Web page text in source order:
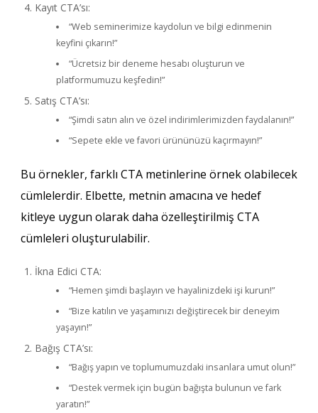
Kayıt CTA’sı:
“Web seminerimize kaydolun ve bilgi edinmenin
keyfini çıkarın!”
“Ücretsiz bir deneme hesabı oluşturun ve
platformumuzu keşfedin!”
Satış CTA’sı:
“Şimdi satın alın ve özel indirimlerimizden faydalanın!”
“Sepete ekle ve favori ürününüzü kaçırmayın!”
Bu örnekler, farklı CTA metinlerine örnek olabilecek
cümlelerdir. Elbette, metnin amacına ve hedef
kitleye uygun olarak daha özelleştirilmiş CTA
cümleleri oluşturulabilir.
İkna Edici CTA:
“Hemen şimdi başlayın ve hayalinizdeki işi kurun!”
“Bize katılın ve yaşamınızı değiştirecek bir deneyim
yaşayın!”
Bağış CTA’sı:
“Bağış yapın ve toplumumuzdaki insanlara umut olun!”
“Destek vermek için bugün bağışta bulunun ve fark
yaratın!”